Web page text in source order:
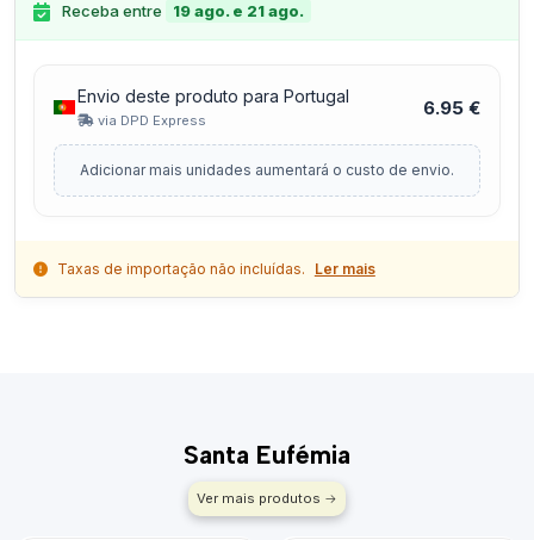
Receba entre 19 ago. e 21 ago.
Envio deste produto para Portugal
via DPD Express
6.95 €
Adicionar mais unidades aumentará o custo de envio.
Taxas de importação não incluídas. Ler mais
Santa Eufémia
Ver mais produtos